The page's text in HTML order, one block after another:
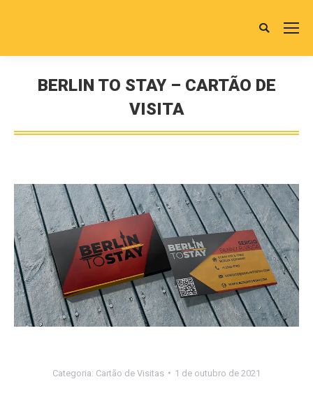
Buscar
BERLIN TO STAY – CARTÃO DE
VISITA
Você está aqui:
Categoria: Cartão de Visitas 1 de outubro de 2021